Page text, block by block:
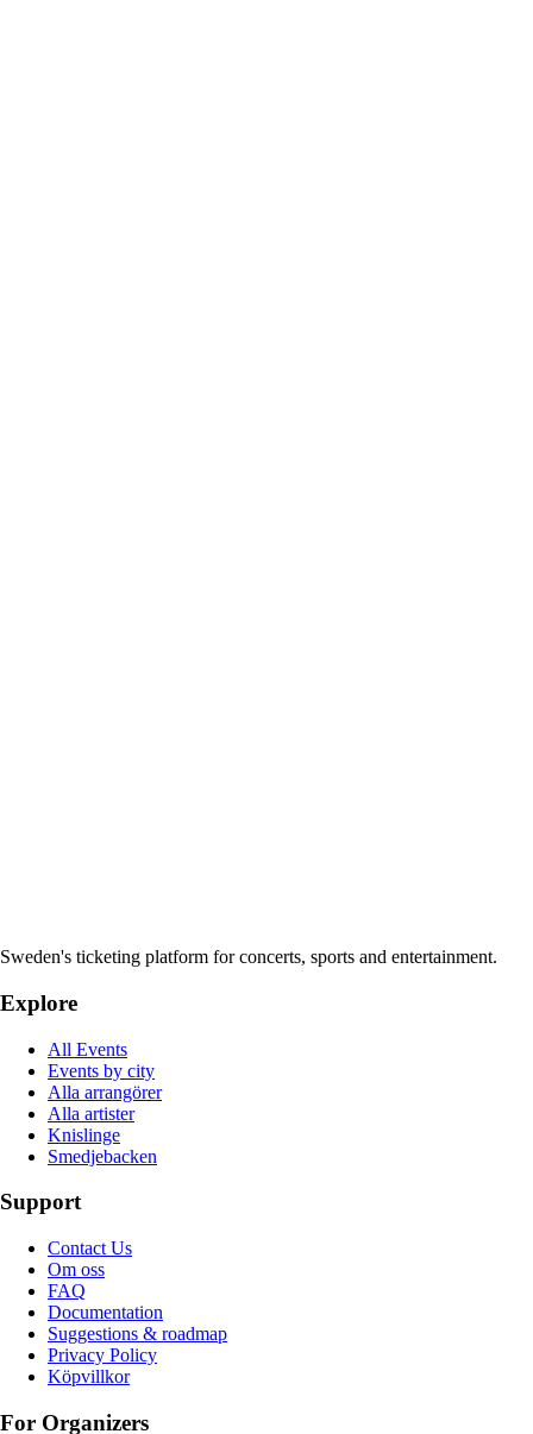
Sweden's ticketing platform for concerts, sports and entertainment.
Explore
All Events
Events by city
Alla arrangörer
Alla artister
Knislinge
Smedjebacken
Support
Contact Us
Om oss
FAQ
Documentation
Suggestions & roadmap
Privacy Policy
Köpvillkor
For Organizers